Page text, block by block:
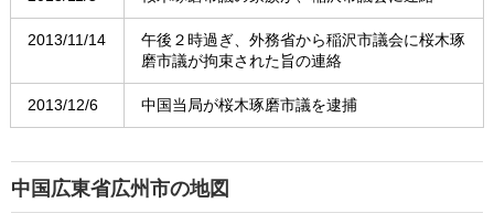
2013/11/14
午後２時過ぎ、外務省から稲沢市議会に桜木琢
磨市議が拘束された旨の連絡
2013/12/6 中国当局が桜木琢磨市議を逮捕
中国広東省広州市の地図